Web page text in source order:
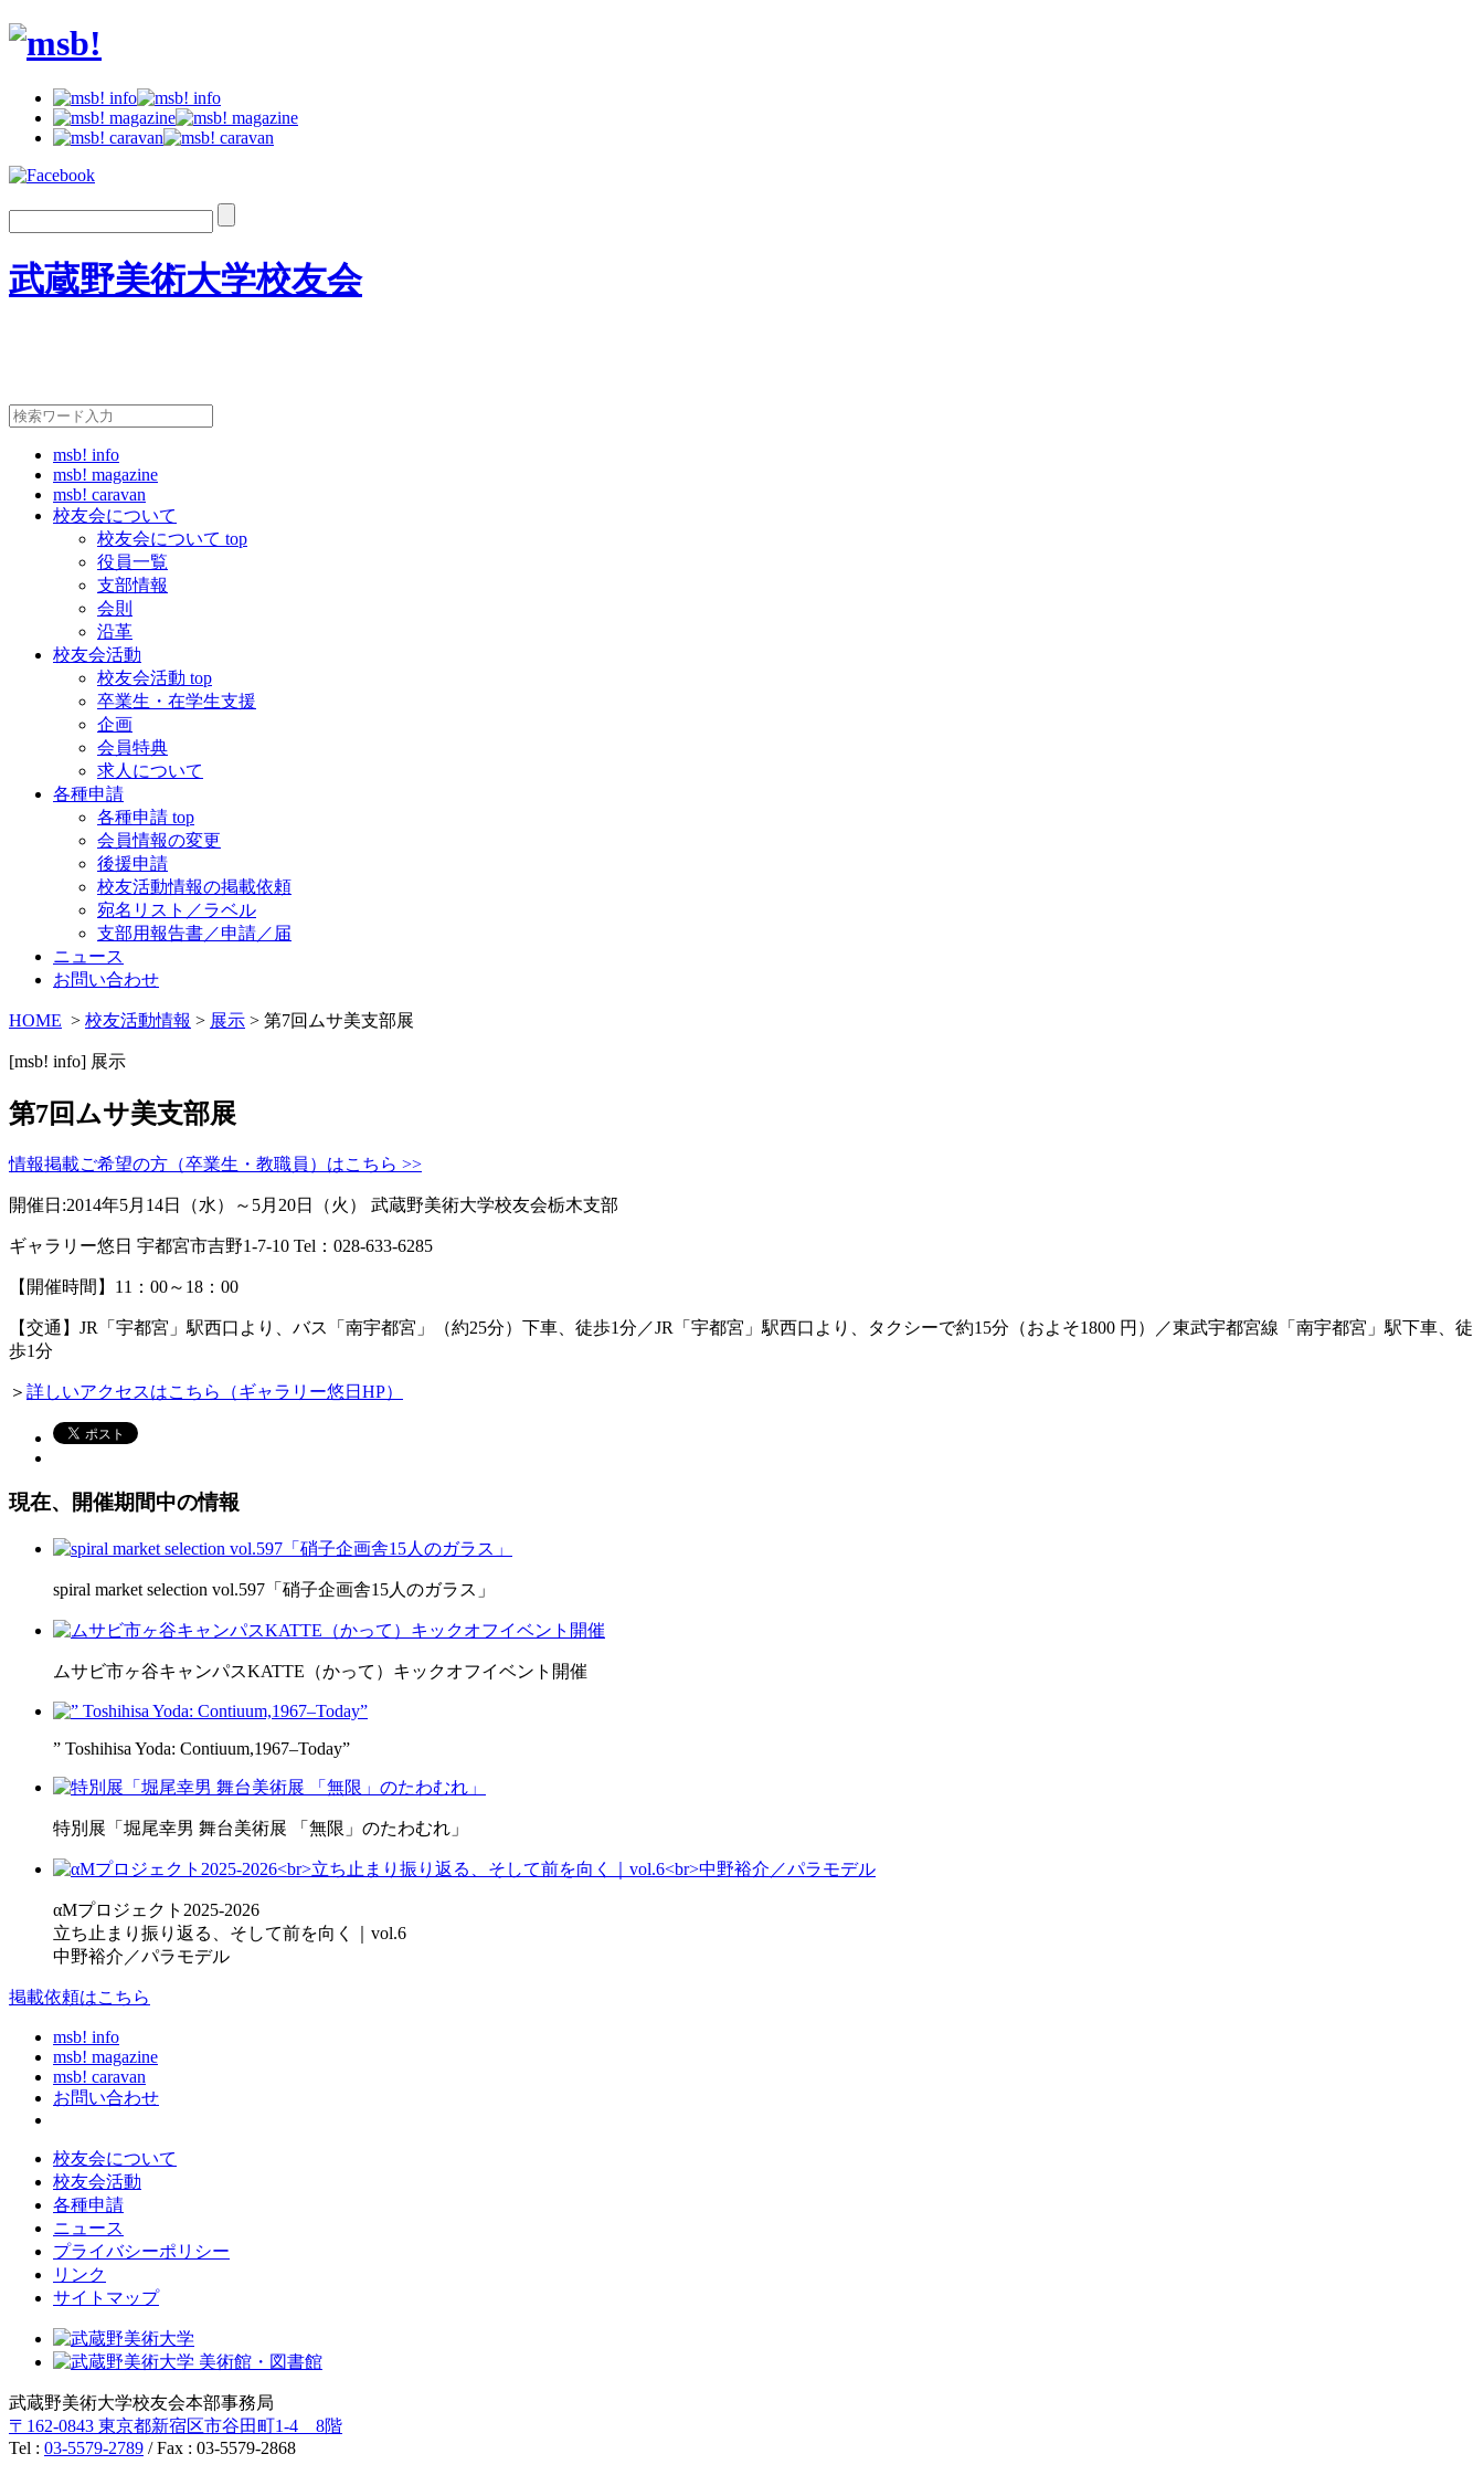
武蔵野美術大学校友会
msb! info
msb! magazine
msb! caravan
校友会について
校友会について top
役員一覧
支部情報
会則
沿革
校友会活動
校友会活動 top
卒業生・在学生支援
企画
会員特典
求人について
各種申請
各種申請 top
会員情報の変更
後援申請
校友活動情報の掲載依頼
宛名リスト／ラベル
支部用報告書／申請／届
ニュース
お問い合わせ
HOME > 校友活動情報 > 展示 > 第7回ムサ美支部展
[msb! info] 展示
第7回ムサ美支部展
情報掲載ご希望の方（卒業生・教職員）はこちら >>
開催日:2014年5月14日（水）～5月20日（火） 武蔵野美術大学校友会栃木支部
ギャラリー悠日 宇都宮市吉野1-7-10 Tel：028-633-6285
【開催時間】11：00～18：00
【交通】JR「宇都宮」駅西口より、バス「南宇都宮」（約25分）下車、徒歩1分／JR「宇都宮」駅西口より、タクシーで約15分（およそ1800 円）／東武宇都宮線「南宇都宮」駅下車、徒
歩1分
＞ 詳しいアクセスはこちら（ギャラリー悠日HP）
現在、開催期間中の情報
spiral market selection vol.597「硝子企画舎15人のガラス」
ムサビ市ヶ谷キャンパスKATTE（かって）キックオフイベント開催
” Toshihisa Yoda: Contiuum,1967–Today”
特別展「堀尾幸男 舞台美術展 「無限」のたわむれ」
αMプロジェクト2025-2026
立ち止まり振り返る、そして前を向く｜vol.6
中野裕介／パラモデル
掲載依頼はこちら
msb! info
msb! magazine
msb! caravan
お問い合わせ
校友会について
校友会活動
各種申請
ニュース
プライバシーポリシー
リンク
サイトマップ
武蔵野美術大学校友会本部事務局
〒162-0843 東京都新宿区市谷田町1-4 8階
Tel : 03-5579-2789 / Fax : 03-5579-2868